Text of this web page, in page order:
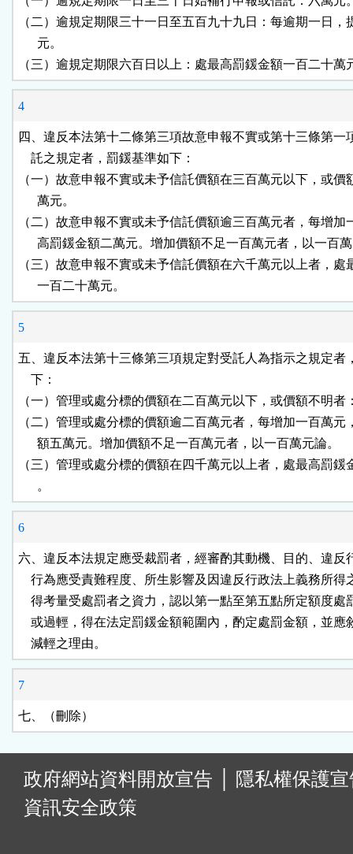
（二）逾規定期限三十一日至五百九十九日：每逾期一日，
      元。
（三）逾規定期限六百日以上：處最高罰鍰金額一百二十萬
4
四、違反本法第十二條第三項故意申報不實或第十三條第一
    託之規定者，罰鍰基準如下：
（一）故意申報不實或未予信託價額在三百萬元以下，或價
      萬元。
（二）故意申報不實或未予信託價額逾三百萬元者，每增加
高罰鍰金額二萬元。增加價額不足一百萬元者，以一百
（三）故意申報不實或未予信託價額在六千萬元以上者，處
      一百二十萬元。
5
五、違反本法第十三條第三項規定對受託人為指示之規定者
    下：
（一）管理或處分標的價額在二百萬元以下，或價額不明者
（二）管理或處分標的價額逾二百萬元者，每增加一百萬元
      額五萬元。增加價額不足一百萬元者，以一百萬元論。
（三）管理或處分標的價額在四千萬元以上者，處最高罰鍰
      。
6
六、違反本法規定應受裁罰者，經審酌其動機、目的、違反
行為應受責難程度、所生影響及因違反行政法上義務所得
得考量受處罰者之資力，認以第一點至第五點所定額度處
或過輕，得在法定罰鍰金額範圍內，酌定處罰金額，並應
    減輕之理由。
7
七、（刪除）
政府網站資料開放宣告
隱私權保護
資訊安全政策